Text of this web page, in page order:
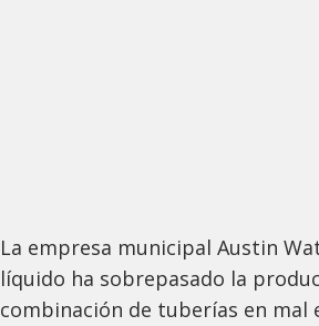
La empresa municipal Austin
líquido ha sobrepasado la
combinación de tuberías en mal